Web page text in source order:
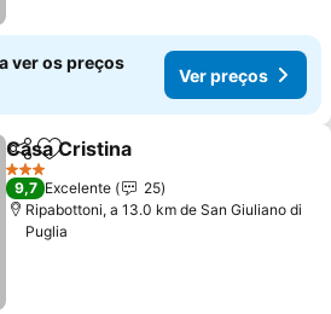
ver os preços
Ver preços
PartilharAdicionar aos favoritos
Casa Cristina
3 Estrelas
9,7 Excelente
25
Ripabottoni, a 13.0 km de San Giuliano di
Puglia